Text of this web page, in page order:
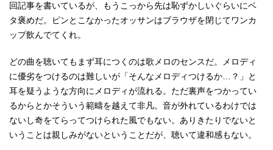
回記事を書いているが、もうこっから先は恥ずかしいぐらいにベ
タ褒めだ。ピンとこなかったオッサンはブラウザを閉じてワンカ
ップ飲んでてくれ。
どの曲を聴いてもまず耳につくのは歌メロのセンスだ。メロディ
に優劣をつけるのは難しいが「そんなメロディつけるか…？」と
耳を疑うような方向にメロディが流れる。ただ裏声をつかってい
るからとかそういう範疇を越えて非凡。音が外れているわけでは
ないし奇をてらってつけられた風でもない。ありきたりでないと
いうことは親しみがないということだが、聴いて違和感もない。